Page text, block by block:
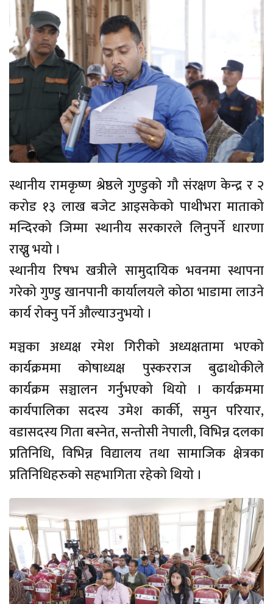
स्थानीय रामकृष्ण श्रेष्ठले गुण्डुको गौ संरक्षण केन्द्र र २
करोड १३ लाख बजेट आइसकेको पाथीभरा माताको
मन्दिरको जिम्मा स्थानीय सरकारले लिनुपर्ने धारणा
राख्नु भयो ।
स्थानीय रिषभ खत्रीले सामुदायिक भवनमा स्थापना
गरेको गुण्डु खानपानी कार्यालयले कोठा भाडामा लाउने
कार्य रोक्नु पर्ने औल्याउनुभयो ।
मञ्चका अध्यक्ष रमेश गिरीको अध्यक्षतामा भएको
कार्यक्रममा कोषाध्यक्ष पुस्करराज बुढाथोकीले
कार्यक्रम सञ्चालन गर्नुभएको थियो । कार्यक्रममा
कार्यपालिका सदस्य उमेश कार्की, समुन परियार,
वडासदस्य गिता बस्नेत, सन्तोसी नेपाली, विभिन्न दलका
प्रतिनिधि, विभिन्न विद्यालय तथा सामाजिक क्षेत्रका
प्रतिनिधिहरुको सहभागिता रहेको थियो ।